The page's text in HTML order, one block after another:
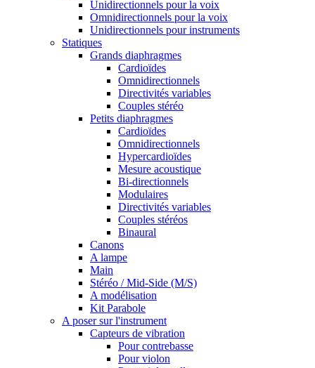
Unidirectionnels pour la voix
Omnidirectionnels pour la voix
Unidirectionnels pour instruments
Statiques
Grands diaphragmes
Cardioïdes
Omnidirectionnels
Directivités variables
Couples stéréo
Petits diaphragmes
Cardioïdes
Omnidirectionnels
Hypercardioïdes
Mesure acoustique
Bi-directionnels
Modulaires
Directivités variables
Couples stéréos
Binaural
Canons
A lampe
Main
Stéréo / Mid-Side (M/S)
A modélisation
Kit Parabole
A poser sur l'instrument
Capteurs de vibration
Pour contrebasse
Pour violon